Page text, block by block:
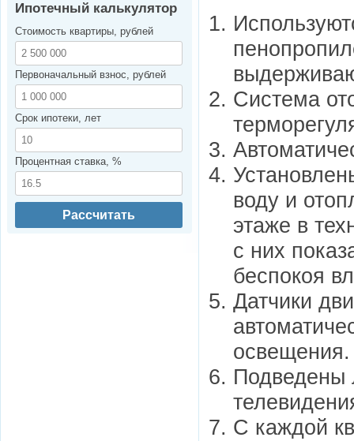
Система
воду и
этаже в
с них
беспокоя
Датчики
освещения.
Подведены
С каждой
Ипотечный калькулятор
Стоимость квартиры, рублей
Первоначальный взнос, рублей
Срок ипотеки, лет
Процентная ставка, %
Рассчитать